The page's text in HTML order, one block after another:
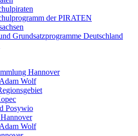
der PIRATEN
Grundsatzprogramme Deutschland
Hannover
Wolf
Posywio
Wolf